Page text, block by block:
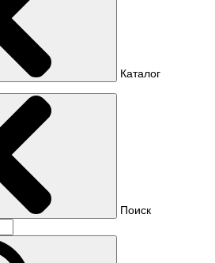
Каталог
Поиск